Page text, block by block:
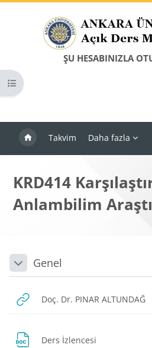
ŞU HESABINIZLA
Takvim Daha fazla
Kurs dizinini aç
KRD414
Anlambilim
Bloklar
Bölüm anahatları
DaraltGenel
Doç. Dr. PINAR ALTUNDAĞ
Ders İzlencesi